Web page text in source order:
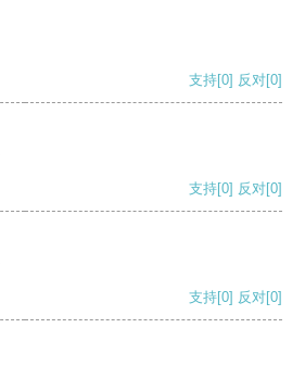
支持[0] 反对[0]
支持[0] 反对[0]
支持[0] 反对[0]